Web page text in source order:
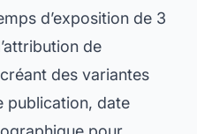
d’exposition de 3
de
des variantes
publication, date